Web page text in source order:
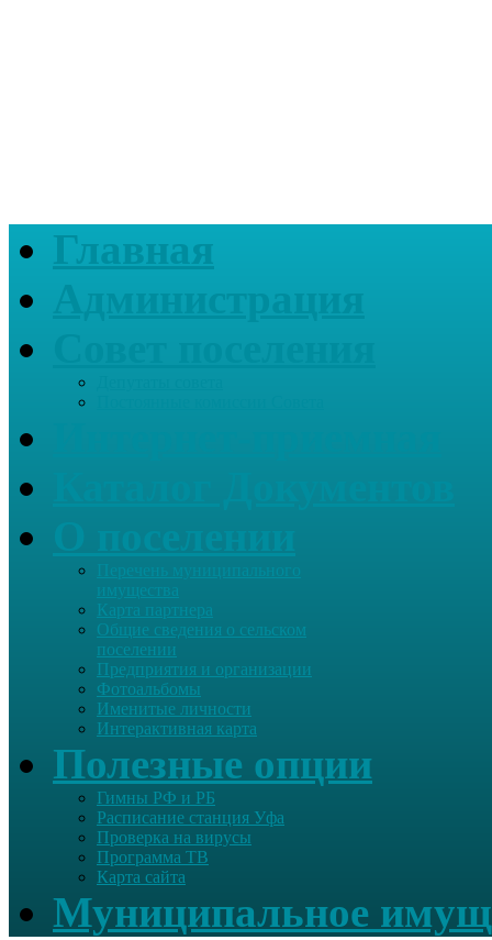
Главная
Перечень муниципального
имущества
Карта партнера
Общие сведения о сельском
поселении
Предприятия и организации
Фотоальбомы
Именитые личности
Интерактивная карта
Полезные опции
Гимны РФ и РБ
Расписание станция Уфа
Проверка на вирусы
Программа ТВ
Карта сайта
Муниципальное